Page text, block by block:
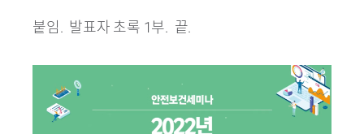
붙임. 발표자 초록 1부. 끝.